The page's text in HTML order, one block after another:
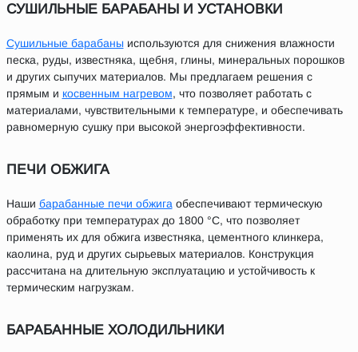
СУШИЛЬНЫЕ БАРАБАНЫ И УСТАНОВКИ
Сушильные барабаны используются для снижения влажности
песка, руды, известняка, щебня, глины, минеральных порошков
и других сыпучих материалов. Мы предлагаем решения с
прямым и косвенным нагревом, что позволяет работать с
материалами, чувствительными к температуре, и обеспечивать
равномерную сушку при высокой энергоэффективности.
ПЕЧИ ОБЖИГА
Наши барабанные печи обжига обеспечивают термическую
обработку при температурах до 1800 °C, что позволяет
применять их для обжига известняка, цементного клинкера,
каолина, руд и других сырьевых материалов. Конструкция
рассчитана на длительную эксплуатацию и устойчивость к
термическим нагрузкам.
БАРАБАННЫЕ ХОЛОДИЛЬНИКИ